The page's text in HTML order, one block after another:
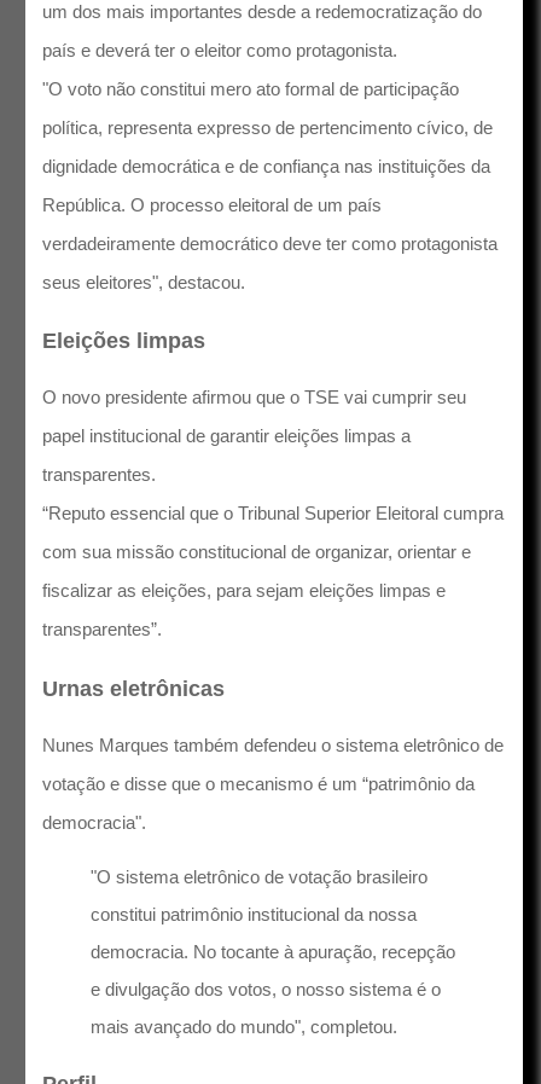
um dos mais importantes desde a redemocratização do
país e deverá ter o eleitor como protagonista.
"O voto não constitui mero ato formal de participação
política, representa expresso de pertencimento cívico, de
dignidade democrática e de confiança nas instituições da
República. O processo eleitoral de um país
verdadeiramente democrático deve ter como protagonista
seus eleitores", destacou.
Eleições limpas
O novo presidente afirmou que o TSE vai cumprir seu
papel institucional de garantir eleições limpas a
transparentes.
“Reputo essencial que o Tribunal Superior Eleitoral cumpra
com sua missão constitucional de organizar, orientar e
fiscalizar as eleições, para sejam eleições limpas e
transparentes”.
Urnas eletrônicas
Nunes Marques também defendeu o sistema eletrônico de
votação e disse que o mecanismo é um “patrimônio da
democracia".
"O sistema eletrônico de votação brasileiro
constitui patrimônio institucional da nossa
democracia. No tocante à apuração, recepção
e divulgação dos votos, o nosso sistema é o
mais avançado do mundo", completou.